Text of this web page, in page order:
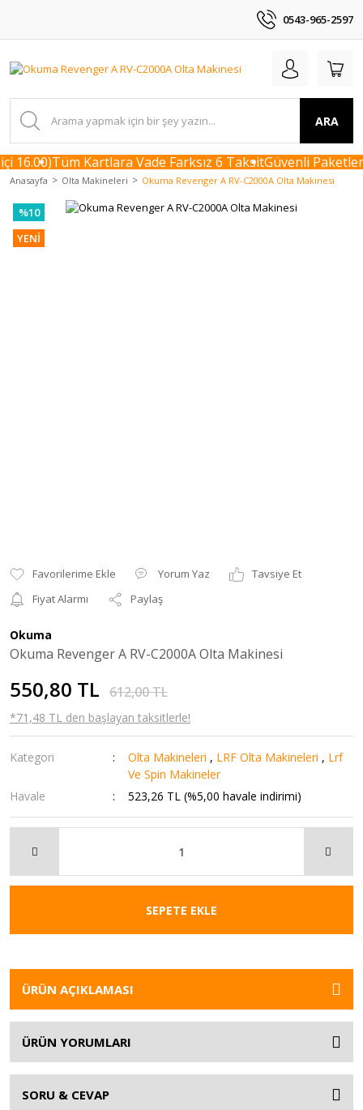
0543-965-2597
ARA
16.00)Tüm Kartlara Vade Farksız 6 TaksitGüvenli
Anasayfa Olta Makineleri Okuma Revenger A RV-C2000A Olta Makinesi
%10
YENİ
Yorum Yaz
Tavsiye Et
Fiyat Alarmı
Paylaş
Okuma
Okuma Revenger A RV-C2000A Olta Makinesi
550,80 TL 612,00 TL
*71,48 TL den başlayan taksitlerle!
Kategori Olta Makineleri , LRF Olta Makineleri , Lrf
Ve Spin Makineler
Havale
523,26 TL (%5,00 havale indirimi)
SEPETE EKLE
ÜRÜN AÇIKLAMASI
ÜRÜN YORUMLARI
SORU & CEVAP